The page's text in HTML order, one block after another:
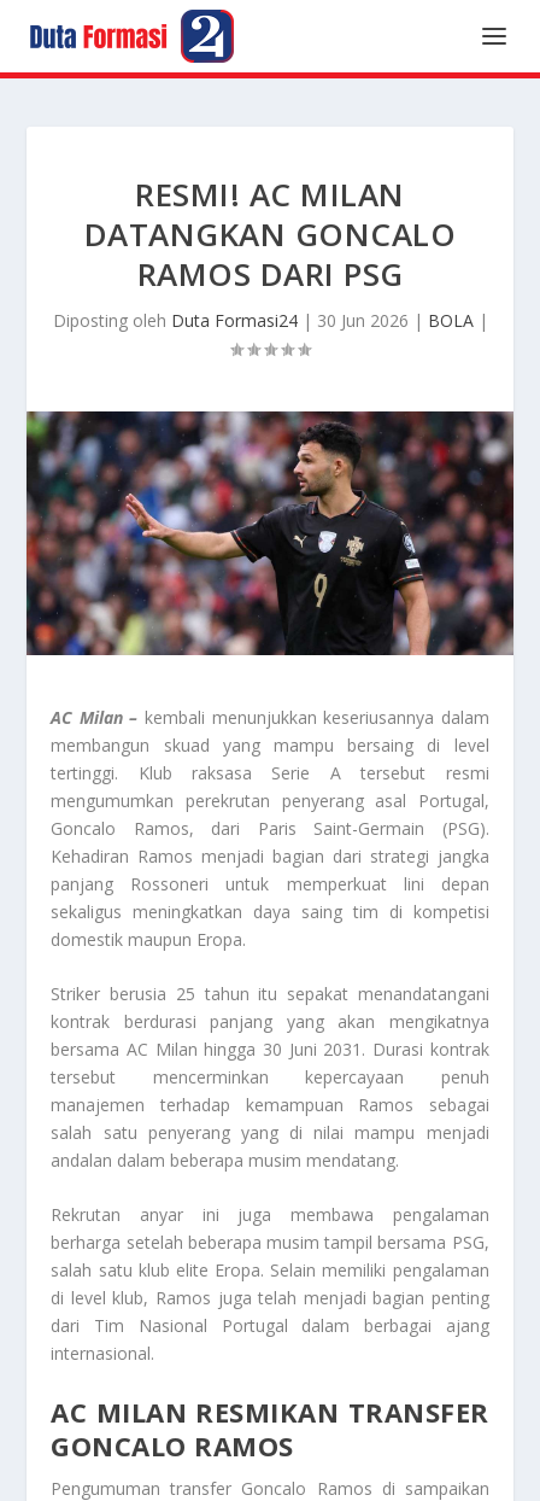
RESMI! AC MILAN
DATANGKAN GONCALO
RAMOS DARI PSG
Diposting oleh Duta Formasi24| 30 Jun 2026 | BOLA|
AC Milan – kembali menunjukkan keseriusannya dalam
membangun skuad yang mampu bersaing di level
tertinggi. Klub raksasa Serie A tersebut resmi
mengumumkan perekrutan penyerang asal Portugal,
Goncalo Ramos, dari Paris Saint-Germain (PSG).
Kehadiran Ramos menjadi bagian dari strategi jangka
panjang Rossoneri untuk memperkuat lini depan
sekaligus meningkatkan daya saing tim di kompetisi
domestik maupun Eropa.
Striker berusia 25 tahun itu sepakat menandatangani
kontrak berdurasi panjang yang akan mengikatnya
bersama AC Milan hingga 30 Juni 2031. Durasi kontrak
tersebut mencerminkan kepercayaan penuh
manajemen terhadap kemampuan Ramos sebagai
salah satu penyerang yang di nilai mampu menjadi
andalan dalam beberapa musim mendatang.
Rekrutan anyar ini juga membawa pengalaman
berharga setelah beberapa musim tampil bersama PSG,
salah satu klub elite Eropa. Selain memiliki pengalaman
di level klub, Ramos juga telah menjadi bagian penting
dari Tim Nasional Portugal dalam berbagai ajang
internasional.
AC MILAN RESMIKAN TRANSFER
GONCALO RAMOS
Pengumuman transfer Goncalo Ramos di sampaikan